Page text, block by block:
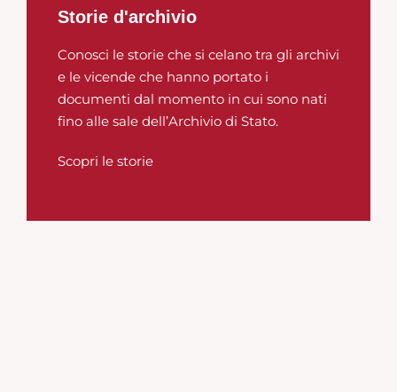
Storie d'archivio
Conosci le storie che si celano tra gli archivi
e le vicende che hanno portato i
documenti dal momento in cui sono nati
fino alle sale dell’Archivio di Stato.
Scopri le storie